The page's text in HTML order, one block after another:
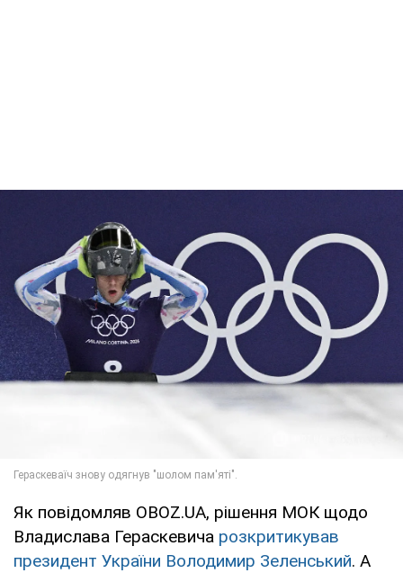
Як повідомляв OBOZ.UA, рішення МОК щодо
Владислава Гераскевича розкритикував
президент України Володимир Зеленський. А